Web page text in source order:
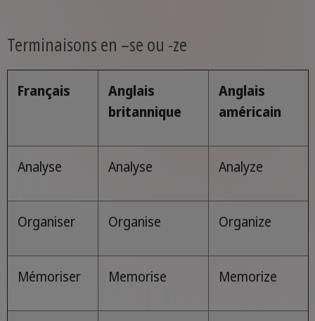
Terminaisons en –se ou -ze
Français
Anglais
britannique
Anglais
américain
Analyse Analyse Analyze
Organiser Organise Organize
Mémoriser Memorise Memorize